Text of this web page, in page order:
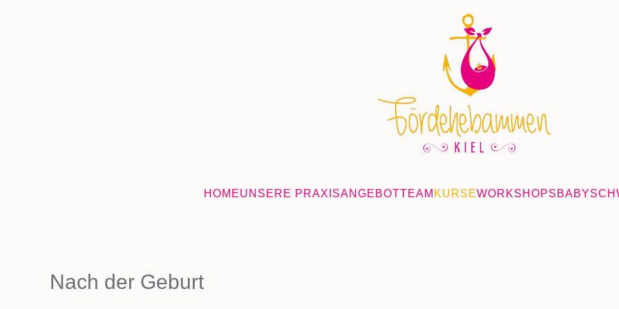
HOMEUNSERE PRAXISANGEBOTTEAM KURSEWORKSHOPS
Nach der Geburt